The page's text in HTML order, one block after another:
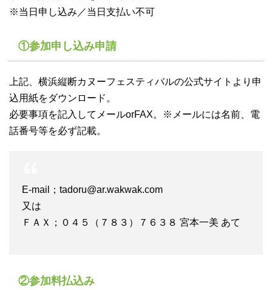
※当日申し込み／当日支払い不可
①参加申し込み申請
上記、横浜縦断カヌーフェスティバルの公式サイトより申
込用紙をダウンロード。
必要事項を記入してメールorFAX。※メールには名前、電
話番号等を必ず記載。
E-mail；tadoru@ar.wakwak.com
又は
ＦＡＸ；０４５（７８３）７６３８ 宮本一美 あて
②参加料払込み